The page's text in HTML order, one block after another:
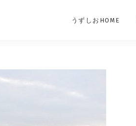
うずしおHOME